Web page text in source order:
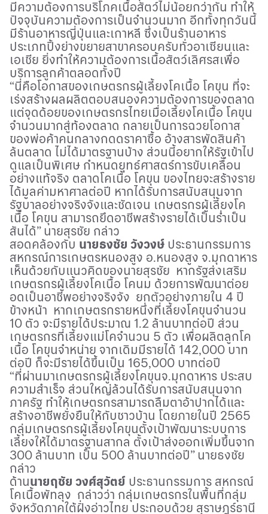
มีความต้องการบริโภคเนื้อสัตว์ไม่น้อยกว่ากัน ทำให้
ปัจจุบันความต้องการเป็นจำนวนมาก อีกทั้งทุกวันนี้
มีร้านอาหารญี่ปุ่นและเกาหลี ซึ่งเป็นร้านอาหาร
ประเภทปิ้งย่างขยายสาขาครอบครับทั่วอาเซียนและ
เอเชีย ยิ่งทำให้ความต้องการเนื้อสัตว์เลิศรสเพื่อ
บริการลูกค้าตลอดทั้งปี
“นี่คือโอกาสของเกษตรกรผู้เลี้ยงโคเนื้อ โคขุน ที่จะ
เร่งสร้างผลผลิตตอบสนองความต้องการของตลาด
แต่จุดด้อยของเกษตรกรไทยเมื่อเลี้ยงโคเนื้อ โคขุน
จำนวนมากสู่ท้องตลาด กลายเป็นการฉวยโอกาส
ของพ่อค้าคนกลางกดดราคาซื้อ อ้างสารพัดสินค้า
ล้นตลาด ไม่ได้มาตรฐานบ้าง ส่วนนี้อยากให้รัฐเข้าไป
ดูแลเป็นพิเศษ กำหนดยุทธ์ศาสตร์การขับเคลื่อน
อย่างแท้จริง ตลาดโคเนื้อ โคขุน ของไทยจะสร้างราย
ได้มูลค่ามหาศาลต่อปี หากได้รับการสนับสนุนจาก
รัฐบาลอย่างจริงจังและชัดเจน เกษตรกรผู้เลี้ยงโค
เนื้อ โคขุน สามารถยึดอาชีพสร้างรายได้เป็นร่ำเป็น
สันได้” นายสุรชัย กล่าว
สอดคล้องกับ นายธงชัย วังวงษ์ ประธานกรรมการ
สหกรณ์การเกษตรหนองสูง อ.หนองสูง จ.มุกดาหาร
เห็นด้วยกับแนวคิดของนายสุรชัย หากรัฐส่งเสริม
เกษตรกรผู้เลี้ยงโคเนื้อ โคนม ด้วยการพัฒนาต่อย
อดเป็นอาชีพอย่างจริงจัง ยกตัวอย่างภายใน 4 ปี
ข้างหน้า หากเกษตรกรายหนึ่งที่เลี้ยงโคขุนจำนวน
10 ตัว จะมีรายได้ประมาณ 1.2 ล้านบาทต่อปี ส่วน
เกษตรกรที่เลี้ยงแม่โคจำนวน 5 ตัว เพื่อผลิตลูกโค
เนื้อ โคขุนจำหน่าย จากเดิมมีรายได้ 142,000 บาท
ต่อปี ก็จะมีรายได้ขึ้นเป็น 165,000 บาทต่อปี
“ที่ผ่านมาเกษตรกรผู้เลี้ยงโคขุนจ.มุกดาหาร ประสบ
ความสำเร็จ ส่วนใหญ่ล้วนได้รับการสนับสนุนจาก
ภาครัฐ ทำให้เกษตรกรสามารถลืมตาอ้าปากได้และ
สร้างอาชีพยั่งยืนให้กับชาวบ้าน โดยภายในปี 2565
กลุ่มเกษตรกรผู้เลี้ยงโคขุนตั้งเป้าพัฒนาระบบการ
เลี้ยงให้ได้มาตรฐานสากล ตั้งเป้าส่งออกเพิ่มขึ้นจาก
300 ล้านบาท เป็น 500 ล้านบาทต่อปี” นายธงชัย
กล่าว
ด้านนายฤชัย วงศ์สุวัตย์ ประธานกรรมการ สหกรณ์
โคเนื้อพัทลุง กล่าวว่า กลุ่มเกษตรกรในพื้นที่กลุ่ม
จังหวัดภาคใต้ฝั่งอ่าวไทย ประกอบด้วย สุราษฎร์ธานี